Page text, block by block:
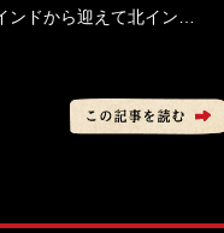
ンドから迎えて北イン…